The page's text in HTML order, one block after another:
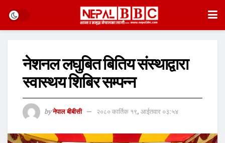
नेशनल लघुबित बितिय संस्थाद्वारा
स्वास्थय शिबिर सम्पन्न
by नेपाल बीबीसी २०८० कार्तिक १९, आईतवार ०३:५४